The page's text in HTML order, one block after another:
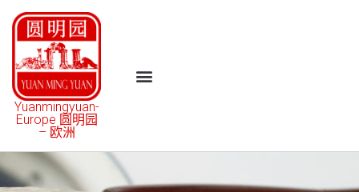
Yuanmingyuan-
Europe 圆明园
– 欧洲